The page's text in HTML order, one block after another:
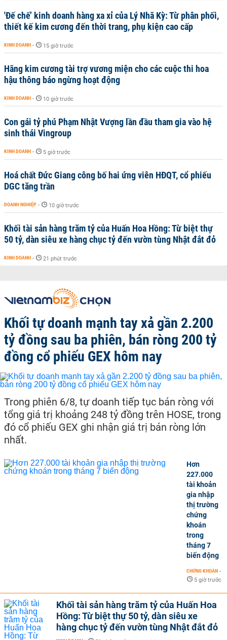
'Đế chế’ kinh doanh hàng xa xỉ của Lý Nhã Kỳ: Từ phân phối,
thiết kế kim cương đến thời trang, phụ kiện cao cấp
KINH DOANH - 15 giờ trước
Hãng kim cương tài trợ vương miện cho các cuộc thi hoa
hậu thông báo ngừng hoạt động
KINH DOANH - 10 giờ trước
Con gái tỷ phú Phạm Nhật Vượng lần đầu tham gia vào hệ
sinh thái Vingroup
KINH DOANH - 5 giờ trước
Hoá chất Đức Giang công bố hai ứng viên HĐQT, cổ phiếu
DGC tăng trần
DOANH NGHIỆP - 10 giờ trước
Khối tài sản hàng trăm tỷ của Huấn Hoa Hồng: Từ biệt thự
50 tỷ, dàn siêu xe hàng chục tỷ đến vườn tùng Nhật đắt đỏ
KINH DOANH - 21 phút trước
Khối tự doanh mạnh tay xả gần 2.200
tỷ đồng sau ba phiên, bán ròng 200 tỷ
đồng cổ phiếu GEX hôm nay
Trong phiên 6/8, tự doanh tiếp tục bán ròng với
tổng giá trị khoảng 248 tỷ đồng trên HOSE, trong
đó cổ phiếu GEX ghi nhận giá trị bán ròng lớn
nhất.
Hơn
227.000
tài khoản
gia nhập
thị trường
chứng
khoán
trong
tháng 7
biến động
CHỨNG KHOÁN -
5 giờ trước
Khối tài sản hàng trăm tỷ của Huấn Hoa
Hồng: Từ biệt thự 50 tỷ, dàn siêu xe
hàng chục tỷ đến vườn tùng Nhật đắt đỏ